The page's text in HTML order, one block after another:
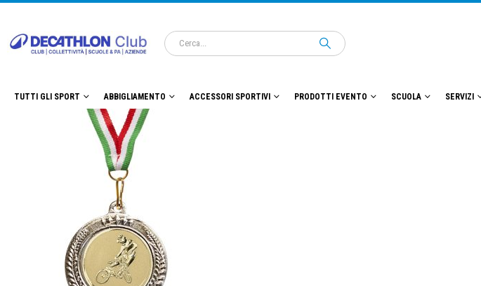
TUTTI GLI SPORT ABBIGLIAMENTO ACCESSORI SPORTIVI PRODOTTI EVENTO SCUOLA SERVIZI